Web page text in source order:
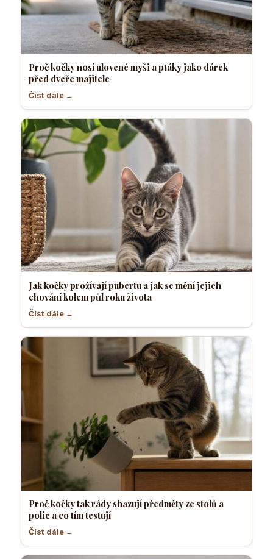
Proč kočky nosí ulovené myši a ptáky jako dárek
před dveře majitele
Číst dále →
Jak kočky prožívají pubertu a jak se mění jejich
chování kolem půl roku života
Číst dále →
Proč kočky tak rády shazují předměty ze stolů a
polic a co tím testují
Číst dále →